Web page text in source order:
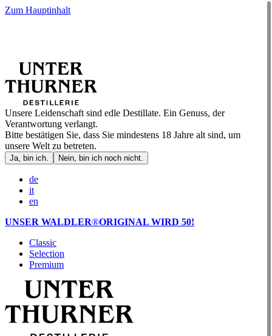
Zum Hauptinhalt
Unsere Leidenschaft sind edle Destillate. Ein Genuss, der
Verantwortung verlangt.
Bitte bestätigen Sie, dass Sie mindestens 18 Jahre alt sind, um
unsere Welt zu betreten.
Ja, bin ich. Nein, bin ich noch nicht.
de
it
en
UNSER WALDLER®ORIGINAL WIRD 50!
Classic
Selection
Premium